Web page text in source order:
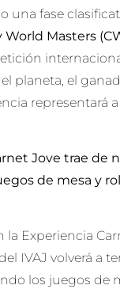
una fase
World Masters
planeta, el
representará
Jove trae de
de mesa y
la Experiencia
IVAJ volverá a
los juegos de